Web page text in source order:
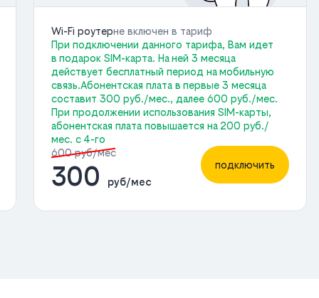
Wi-Fi роутерне включен в тариф
При подключении данного тарифа, Вам идет
в подарок SIM-карта. На ней 3 месяца
действует бесплатный период на мобильную
связь.Абонентская плата в первые 3 месяца
составит 300 руб./мес., далее 600 руб./мес.
При продолжении использования SIM-карты,
абонентская плата повышается на 200 руб./
мес. с 4-го
600 руб/мес
300 руб/мес
подключить